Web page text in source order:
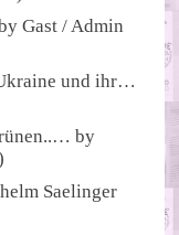
Gast / Admin
und ihr…
by
Saelinger